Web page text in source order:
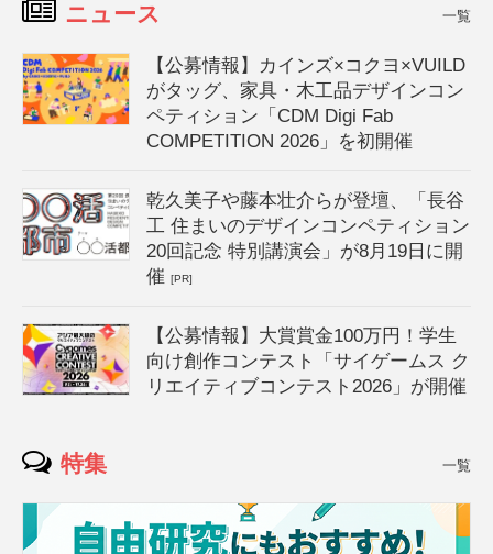
ニュース 一覧
【公募情報】カインズ×コクヨ×VUILD
がタッグ、家具・木工品デザインコン
ペティション「CDM Digi Fab
COMPETITION 2026」を初開催
乾久美子や藤本壮介らが登壇、「長谷
工 住まいのデザインコンペティション
20回記念 特別講演会」が8月19日に開
催[PR]
【公募情報】大賞賞金100万円！学生
向け創作コンテスト「サイゲームス ク
リエイティブコンテスト2026」が開催
特集 一覧